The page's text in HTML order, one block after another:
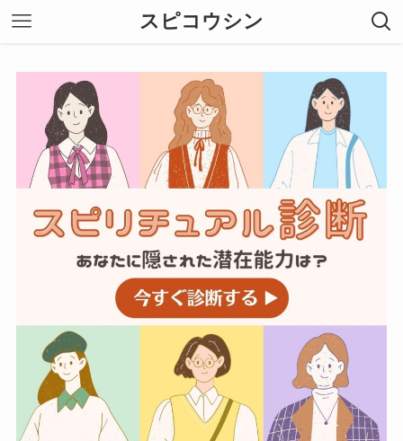
スピコウシン